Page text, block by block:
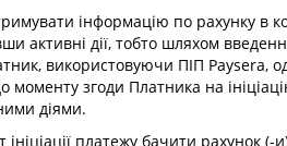
інформацію по рахунку
активні дії, тобто шляхом
використовуючи ПІП Paysera,
згоди Платника на
діями.
платежу бачити рахунок